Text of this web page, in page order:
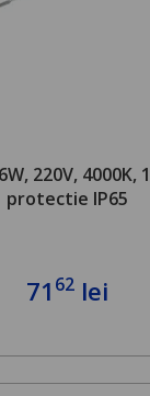
220V, 4000K,
protectie IP65
71 62lei